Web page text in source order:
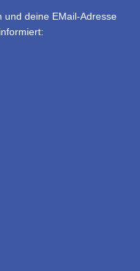
und deine EMail-Adresse